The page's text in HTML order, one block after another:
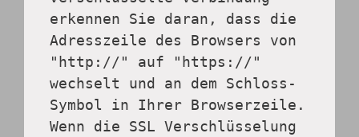
erkennen Sie daran, dass die
Adresszeile des Browsers von
"http://" auf "https://"
wechselt und an dem Schloss-
Symbol in Ihrer Browserzeile.
Wenn die SSL Verschlüsselung